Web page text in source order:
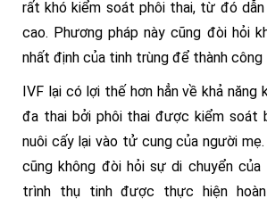
rất khó kiểm soát phôi thai, từ đó
cao. Phương pháp này cũng đòi hỏi
nhất định của tinh trùng để thành công
IVF lại có lợi thế hơn hẳn về khả năng
đa thai bởi phôi thai được kiểm soát
nuôi cấy lại vào tử cung của người
cũng không đòi hỏi sự di chuyển
trình thụ tinh được thực hiện